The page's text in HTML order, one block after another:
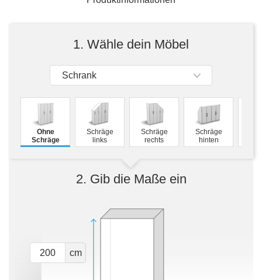
1. Wähle dein Möbel
Schrank
Ohne
Schräge
Schräge
links
Schräge
rechts
Schräge
hinten
2. Gib die Maße ein
cm
Wandboards